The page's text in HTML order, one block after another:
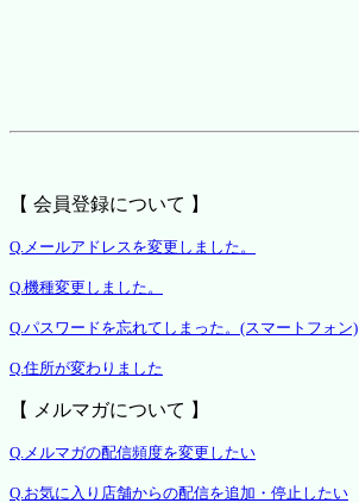
【 会員登録について 】
Q.メールアドレスを変更しました。
Q.機種変更しました。
Q.パスワードを忘れてしまった。(スマートフォン)
Q.住所が変わりました
【 メルマガについて 】
Q.メルマガの配信頻度を変更したい
Q.お気に入り店舗からの配信を追加・停止したい